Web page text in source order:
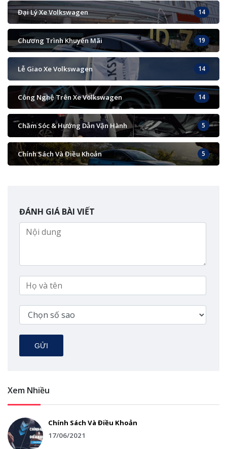
Đại Lý Xe Volkswagen 14
Chương Trình Khuyến Mãi 19
Lễ Giao Xe Volkswagen 14
Công Nghệ Trên Xe Volkswagen 14
Chăm Sóc & Hướng Dẫn Vận Hành 5
Chính Sách Và Điều Khoản 5
ĐÁNH GIÁ BÀI VIẾT
GỬI
Xem Nhiều
Chính Sách Và Điều Khoản
17/06/2021